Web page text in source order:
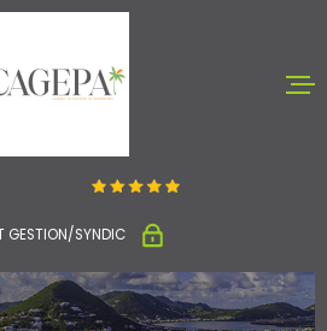
LOUER
GESTION/SYNDIC